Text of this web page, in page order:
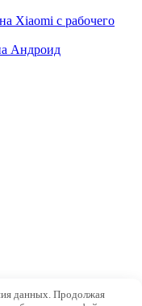
Xiaomi с рабочего
Андроид
данных. Продолжая